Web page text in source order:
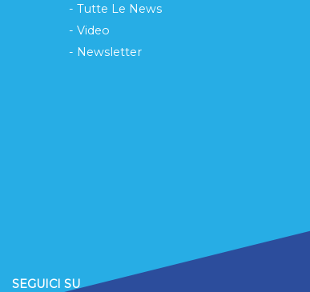
- Tutte Le News
- Video
- Newsletter
SEGUICI SU